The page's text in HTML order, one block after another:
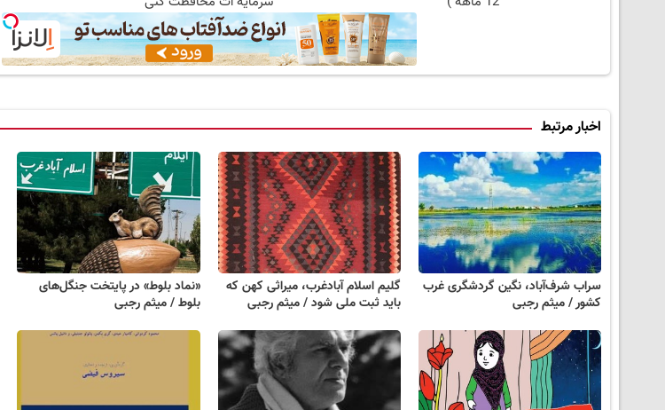
اخبار مرتبط
سراب شرف‌آباد، نگین گردشگری غرب
کشور / میثم رجبی
گلیم اسلام آبادغرب، میراثی کهن که
باید ثبت ملی شود / میثم رجبی
«نماد بلوط» در پایتخت جنگل‌های
بلوط / میثم رجبی